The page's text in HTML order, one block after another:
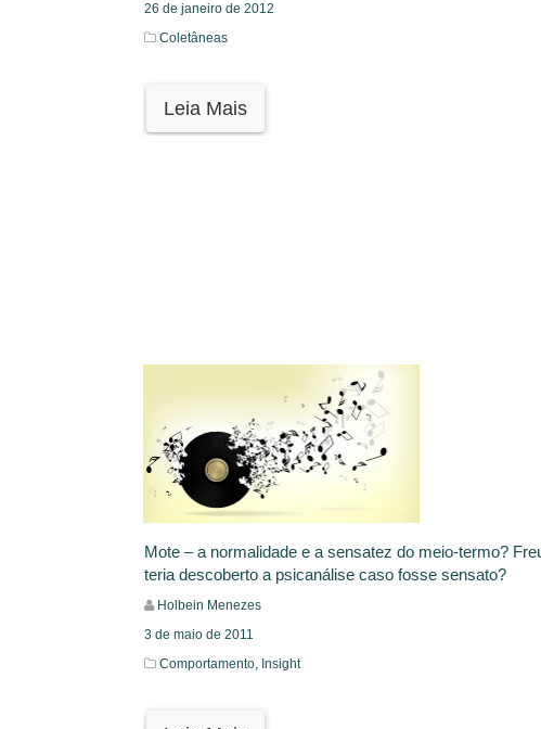
26 de janeiro de 2012
Coletâneas
Leia Mais
Mote – a normalidade e a sensatez do meio-termo?
teria descoberto a psicanálise caso fosse sensato?
Holbein Menezes
3 de maio de 2011
Comportamento, Insight